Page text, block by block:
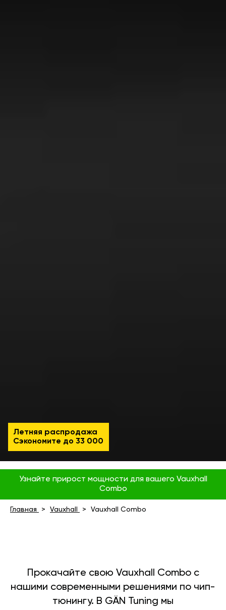
Летняя распродажа
Сэкономите до 33 000
Узнайте прирост мощности для вашего Vauxhall
Combo
Главная Vauxhall Vauxhall Combo
Прокачайте свою Vauxhall Combo с
нашими современными решениями по чип-
тюнингу. В GÄN Tuning мы